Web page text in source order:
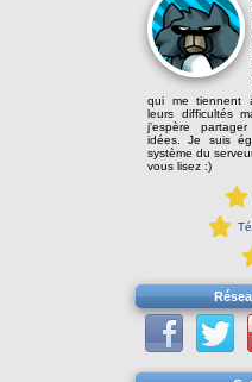
qui me tiennent
leurs difficultés
j'espère
idées. Je suis
système du
vous lisez :)